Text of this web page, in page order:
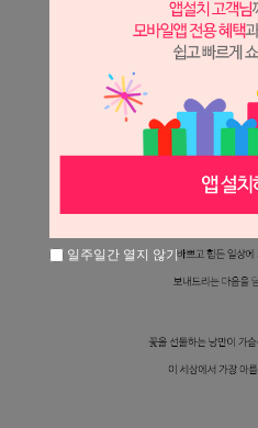
일주일간 열지 않기